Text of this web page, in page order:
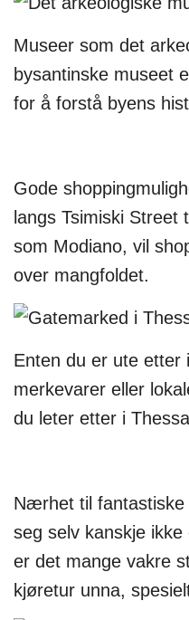
Museer som det
bysantinske museet
for å forstå byens
Gode
langs Tsimiski Street
som Modiano, vil
over mangfoldet.
Enten du er ute etter
merkevarer eller
du leter etter i
Nærhet til fantastiske
seg selv kanskje
er det mange vakre
kjøretur unna,